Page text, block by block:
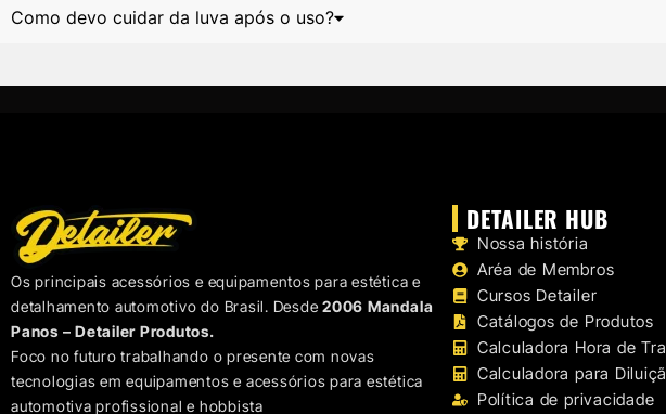
Como devo cuidar da luva após o uso?
Os principais acessórios e equipamentos para estética e
detalhamento automotivo do Brasil. Desde2006 Mandala
Panos – Detailer Produtos.
Foco no futuro trabalhando o presente com novas
tecnologias em equipamentos e acessórios para estética
automotiva profissional e hobbista
DETAILER HUB
Nossa história
Aréa de Membros
Cursos Detailer
Catálogos de Produtos
Calculadora Hora de
Calculadora para
Política de privacidade